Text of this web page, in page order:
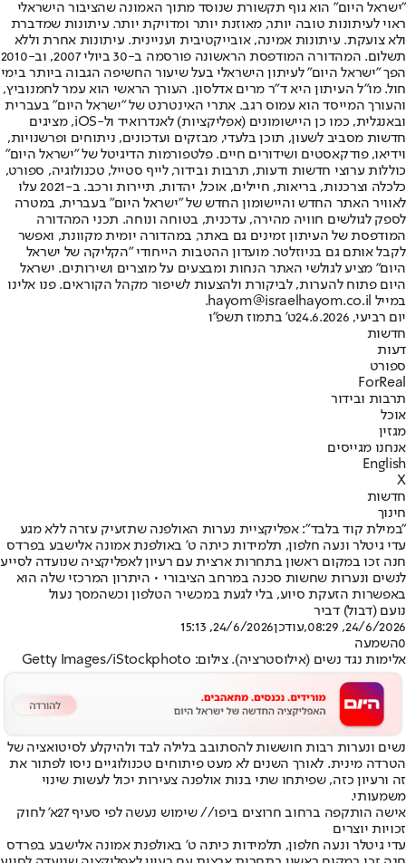
"ישראל היום" הוא גוף תקשורת שנוסד מתוך האמונה שהציבור הישראלי
ראוי לעיתונות טובה יותר, מאוזנת יותר ומדויקת יותר. עיתונות שמדברת
ולא צועקת. עיתונות אמינה, אובייקטיבית ועניינית. עיתונות אחרת וללא
תשלום. המהדורה המודפסת הראשונה פורסמה ב-30 ביולי 2007, וב-2010
הפך "ישראל היום" לעיתון הישראלי בעל שיעור החשיפה הגבוה ביותר בימי
חול. מו"ל העיתון היא ד"ר מרים אדלסון. העורך הראשי הוא עמר לחמנוביץ,
והעורך המייסד הוא עמוס רגב. אתרי האינטרנט של "ישראל היום" בעברית
ובאנגלית, כמו כן היישומונים (אפליקציות) לאנדרואיד ול-iOS, מציגים
חדשות מסביב לשעון, תוכן בלעדי, מבזקים ועדכונים, ניתוחים ופרשנויות,
וידיאו, פודקאסטים ושידורים חיים. פלטפורמות הדיגיטל של "ישראל היום"
כוללות ערוצי חדשות ודעות, תרבות ובידור, לייף סטייל, טכנולוגיה, ספורט,
כלכלה וצרכנות, בריאות, חיילים, אוכל, יהדות, תיירות ורכב. ב-2021 עלו
לאוויר האתר החדש והיישומון החדש של "ישראל היום" בעברית, במטרה
לספק לגולשים חוויה מהירה, עדכנית, בטוחה ונוחה. תכני המהדורה
המודפסת של העיתון זמינים גם באתר, במהדורה יומית מקוונת, ואפשר
לקבל אותם גם בניוזלטר. מועדון ההטבות הייחודי "הקליקה של ישראל
היום" מציע לגולשי האתר הנחות ומבצעים על מוצרים ושירותים. ישראל
היום פתוח להערות, לביקורת ולהצעות לשיפור מקהל הקוראים. פנו אלינו
במייל hayom@israelhayom.co.il.
יום רביעי, 24.6.2026
ט' בתמוז תשפ"ו
חדשות
דעות
ספורט
ForReal
תרבות ובידור
אוכל
מגזין
אנחנו מגייסים
English
X
חדשות
חינוך
"במילת קוד בלבד": אפליקציית נערות האולפנה שתזעיק עזרה ללא מגע
עדי גיטלר ונעה חלפון, תלמידות כיתה ט' באולפנת אמונה אלישבע בפרדס
חנה זכו במקום ראשון בתחרות ארצית עם רעיון לאפליקציה שנועדה לסייע
לנשים ונערות שחשות סכנה במרחב הציבורי • היתרון המרכזי שלה הוא
באפשרות הזעקת סיוע, בלי לגעת במכשיר הטלפון וכשהמסך נעול
נועם (דבול) דביר
24/6/2026, 08:29
,עודכן24/6/2026, 15:13
0השמעה
אלימות נגד נשים (אילוסטרציה). צילום: Getty Images/iStockphoto
נשים ונערות רבות חוששות להסתובב בלילה לבד ולהיקלע לסיטואציה של
הטרדה מינית. לאורך השנים לא מעט פיתוחים טכנולוגיים ניסו לפתור את
זה ורעיון כזה, שפיתחו שתי בנות אולפנה צעירות יכול לעשות שינוי
משמעותי.
אישה הותקפה ברחוב חרוצים ביפו// שימוש נעשה לפי סעיף 27א' לחוק
זכויות יוצרים
עדי גיטלר ונעה חלפון, תלמידות כיתה ט' באולפנת אמונה אלישבע בפרדס